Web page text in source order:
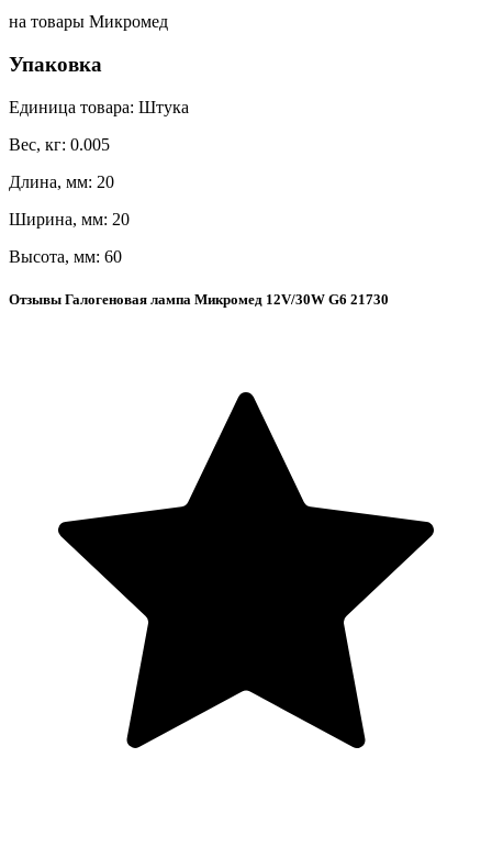
на товары Микромед
Упаковка
Единица товара: Штука
Вес, кг: 0.005
Длина, мм: 20
Ширина, мм: 20
Высота, мм: 60
Отзывы Галогеновая лампа Микромед 12V/30W G6 21730